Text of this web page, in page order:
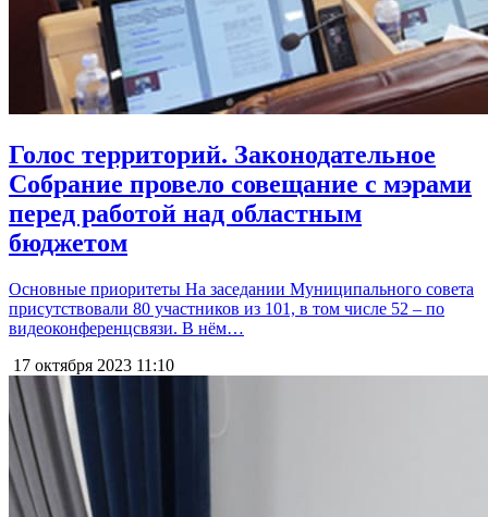
Голос территорий. Законодательное
Собрание провело совещание с мэрами
перед работой над областным
бюджетом
Основные приоритеты На заседании Муниципального совета
присутствовали 80 участников из 101, в том числе 52 – по
видеоконференцсвязи. В нём…
17 октября 2023 11:10